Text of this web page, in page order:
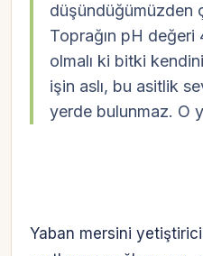
düşündüğümüzden
Toprağın pH değeri
olmalı ki bitki
işin aslı, bu asitlik
yerde bulunmaz. O
Yaban mersini